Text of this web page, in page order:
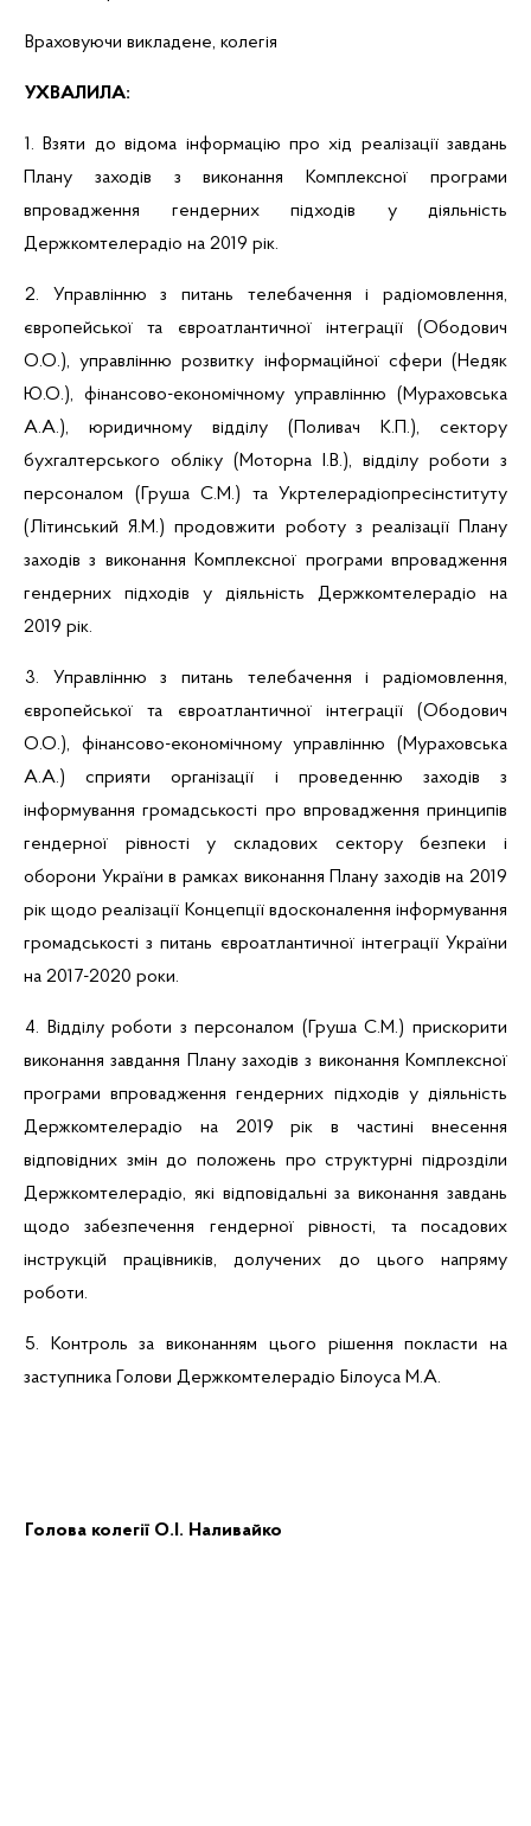
Враховуючи викладене, колегія
УХВАЛИЛА:
1. Взяти до відома інформацію про хід реалізації завдань
Плану заходів з виконання Комплексної програми
впровадження гендерних підходів у діяльність
Держкомтелерадіо на 2019 рік.
2. Управлінню з питань телебачення і радіомовлення,
європейської та євроатлантичної інтеграції (Ободович
О.О.), управлінню розвитку інформаційної сфери ( Недяк
Ю.О.), фінансово-економічному управлінню ( Мураховська
А.А.), юридичному відділу (
Поливач К.П.), сектору
бухгалтерського обліку (Моторна І.В.), відділу роботи з
персоналом
(Груша С.М.) та Укртелерадіопресінституту
(Літинський Я.М.) продовжити роботу з реалізації
Плану
заходів з виконання Комплексної програми впровадження
гендерних підходів у діяльність Держкомтелерадіо на
2019 рік.
3. Управлінню з питань телебачення і радіомовлення,
європейської та євроатлантичної інтеграції (Ободович
О.О.), фінансово-економічному управлінню ( Мураховська
А.А.) сприяти організації і проведенню заходів з
інформування громадськості про впровадження принципів
гендерної рівності у складових сектору безпеки і
оборони України в рамках виконання Плану заходів на 2019
рік щодо реалізації Концепції вдосконалення інформування
громадськості з питань євроатлантичної інтеграції України
на 2017-2020 роки.
4. Відділу роботи з персоналом (Груша С.М.) прискорити
виконання завдання
Плану заходів з виконання Комплексної
програми впровадження гендерних підходів у діяльність
Держкомтелерадіо на 2019 рік
в частинівнесення
відповідних змін до положень про структурні підрозділи
Держкомтелерадіо, які відповідальні за виконання завдань
щодо забезпечення гендерної рівності, та посадових
інструкцій працівників, долучених до цього напряму
роботи.
5. Контроль за виконанням цього рішення покласти на
заступника Голови Держкомтелерадіо Білоуса М.А.
Голова колегії О.І. Наливайко